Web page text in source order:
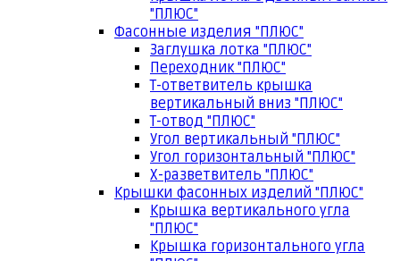
"ПЛЮС"
Фасонные изделия "ПЛЮС"
Заглушка лотка "ПЛЮС"
Переходник "ПЛЮС"
Т-ответвитель крышка
вертикальный вниз "ПЛЮС"
Т-отвод "ПЛЮС"
Угол вертикальный "ПЛЮС"
Угол горизонтальный "ПЛЮС"
Х-разветвитель "ПЛЮС"
Крышки фасонных изделий "ПЛЮС"
Крышка вертикального угла
"ПЛЮС"
Крышка горизонтального угла